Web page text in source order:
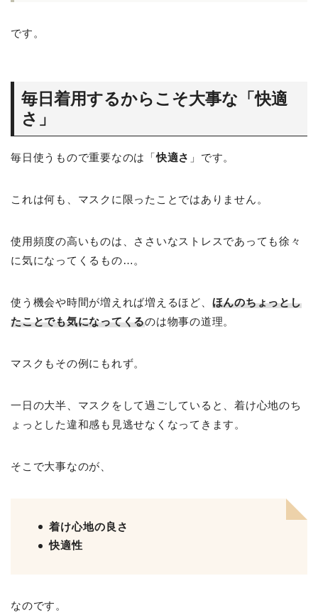
です。
毎日着用するからこそ大事な「快適
さ」
毎日使うもので重要なのは「快適さ 」です。
これは何も、マスクに限ったことではありません。
使用頻度の高いものは、ささいなストレスであっても徐々
に気になってくるもの…。
使う機会や時間が増えれば増えるほど、 ほんのちょっとし
たことでも気になってくるのは物事の道理。
マスクもその例にもれず。
一日の大半、マスクをして過ごしていると、着け心地のち
ょっとした違和感も見逃せなくなってきます。
そこで大事なのが、
着け心地の良さ
快適性
なのです。